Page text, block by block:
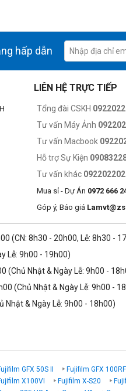
hấp dẫn
LIÊN HỆ TRỰC TIẾP
Tổng đài CSKH
Tư vấn Máy Ảnh
Tư vấn Macbook
Hỗ trợ Sự Kiện
Tư vấn khác
Mua sỉ - Dự Án 0972 666
Góp ý, Báo giá
(CN: 8h30 - 20h00, Lễ: 8h30 -
Lễ: 9h00 - 19h00)
(Chủ Nhật & Ngày Lễ: 9h00 -
(Chủ Nhật & Ngày Lễ: 9h00 -
Nhật & Ngày Lễ: 9h00 - 18h00)
GFX 50S II Fujifilm GFX 100RF
X100VI
Fujifilm X-S20